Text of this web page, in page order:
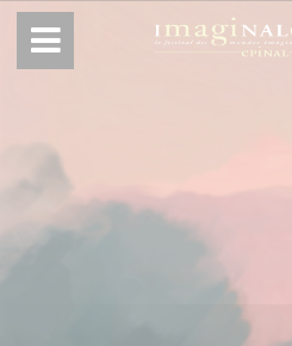
Panneau de gestion des cookies